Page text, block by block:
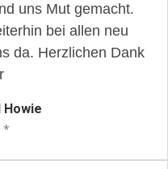
uns Mut gemacht.
bei allen neu
da. Herzlichen Dank
*